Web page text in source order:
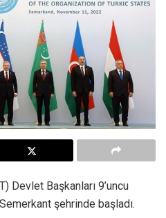
Devlet Başkanları 9’uncu
şehrinde başladı.